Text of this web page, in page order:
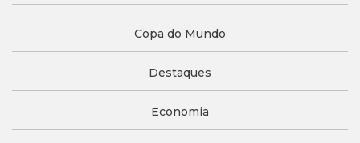
Copa do Mundo
Destaques
Economia